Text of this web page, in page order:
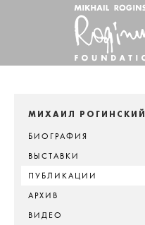
МИХАИЛ РОГИНСКИЙ
БИОГРАФИЯ
ВЫСТАВКИ
ПУБЛИКАЦИИ
АРХИВ
ВИДЕО